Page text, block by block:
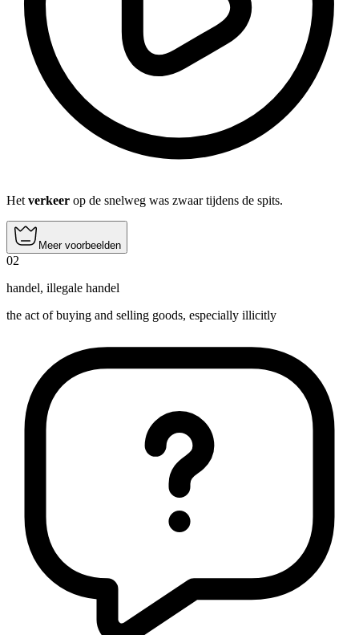
Het verkeer op de snelweg was zwaar tijdens de spits.
Meer voorbeelden
02
handel, illegale handel
the act of buying and selling goods, especially illicitly